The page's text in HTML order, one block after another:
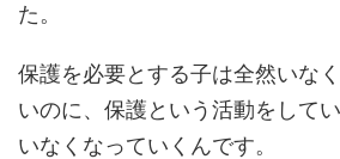
た。
保護を必要とする子は全然いな
いのに、保護という活動をして
いなくなっていくんです。